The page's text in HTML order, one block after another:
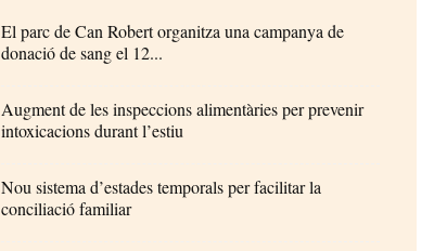
El parc de Can Robert organitza una campanya de
donació de sang el 12...
Augment de les inspeccions alimentàries per prevenir
intoxicacions durant l’estiu
Nou sistema d’estades temporals per facilitar la
conciliació familiar